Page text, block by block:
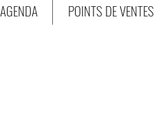
AGENDA POINTS DE VENTES